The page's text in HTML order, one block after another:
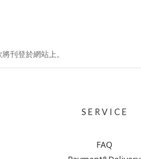
刊登於網站上。
S E R V I C E
FAQ